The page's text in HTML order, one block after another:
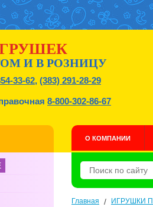
И В РОЗНИЦУ
33-62, (383) 291-28-29
8-800-302-86-67
О КОМПАНИИ
Главная / ИГРУШКИ